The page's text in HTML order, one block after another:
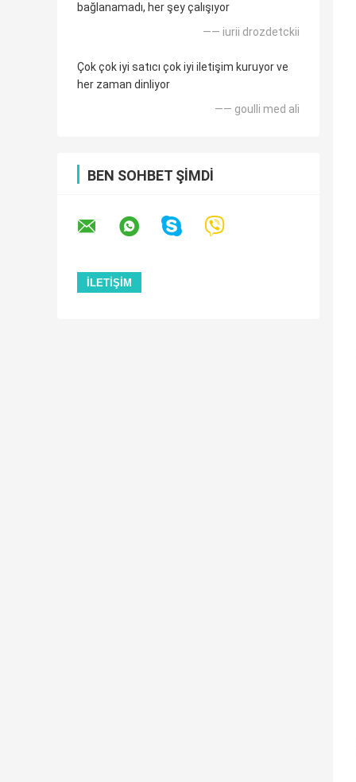
bağlanamadı, her şey çalışıyor
—— iurii drozdetckii
Çok çok iyi satıcı çok iyi iletişim kuruyor ve
her zaman dinliyor
—— goulli med ali
BEN SOHBET ŞIMDI